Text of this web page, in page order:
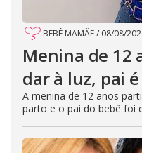
BEBÊ MAMÃE/ 08/08/
Menina de 12
dar à luz, pai
A menina de 12 anos
parto e o pai do bebê foi